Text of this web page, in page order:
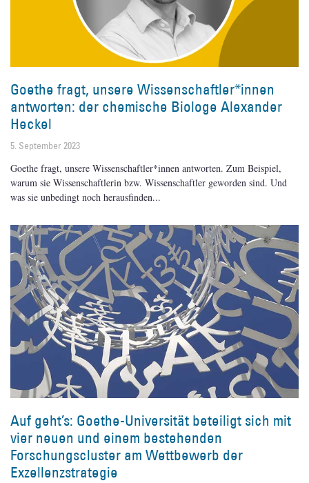
Goethe fragt, unsere Wissenschaftler*innen
antworten: der chemische Biologe Alexander
Heckel
5. September 2023
Goethe fragt, unsere Wissenschaftler*innen antworten. Zum Beispiel,
warum sie Wissenschaftlerin bzw. Wissenschaftler geworden sind. Und
was sie unbedingt noch herausfinden
Auf geht’s: Goethe-Universität beteiligt sich mit
vier neuen und einem bestehenden
Forschungscluster am Wettbewerb der
Exzellenzstrategie